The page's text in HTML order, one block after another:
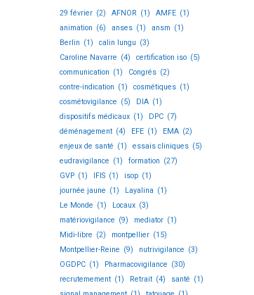
29 février (2) AFNOR (1) AMFE (1)
animation (6) anses (1) ansm (1)
Berlin (1) calin lungu (3)
Caroline Navarre (4) certification iso (5)
communication (1) Congrés (2)
contre-indication (1) cosmétiques (1)
cosmétovigilance (5) DIA (1)
dispositifs médicaux (1) DPC (7)
déménagement (4) EFE (1) EMA (2)
enjeux de santé (1) essais cliniques (5)
eudravigilance (1) formation (27)
GVP (1) IFIS (1) isop (1)
journée jaune (1) Layalina (1)
Le Monde (1) Locaux (3)
matériovigilance (9) mediator (1)
Midi-libre (2) montpellier (15)
Montpellier-Reine (9) nutrivigilance (3)
OGDPC (1) Pharmacovigilance (30)
recrutemement (1) Retrait (4) santé (1)